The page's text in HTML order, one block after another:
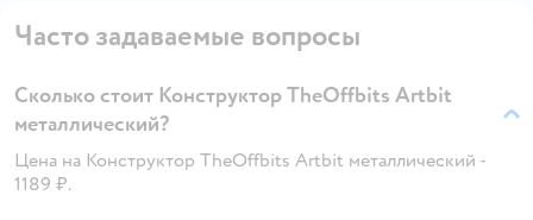
Часто задаваемые вопросы
Сколько стоит Конструктор TheOffbits Artbit
металлический?
Цена на Конструктор TheOffbits Artbit металлический -
1189 ₽.